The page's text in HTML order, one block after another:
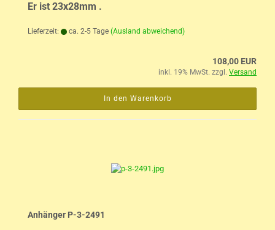
Er ist 23x28mm .
Lieferzeit: ca. 2-5 Tage (Ausland abweichend)
108,00 EUR
inkl. 19% MwSt. zzgl. Versand
In den Warenkorb
Anhänger P-3-2491